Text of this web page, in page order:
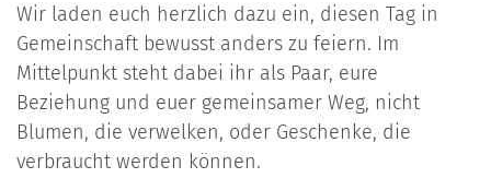
Wir laden euch herzlich dazu ein, diesen Tag in
Gemeinschaft bewusst anders zu feiern. Im
Mittelpunkt steht dabei ihr als Paar, eure
Beziehung und euer gemeinsamer Weg, nicht
Blumen, die verwelken, oder Geschenke, die
verbraucht werden können.